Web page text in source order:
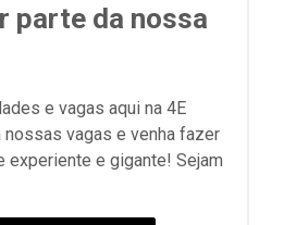
parte da nossa
e vagas aqui na 4E
vagas e venha fazer
experiente e gigante! Sejam